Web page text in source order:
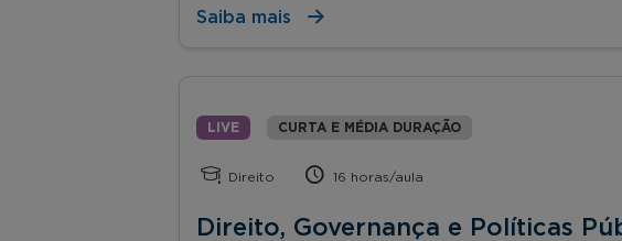
Saiba mais
LIVE CURTA E MÉDIA DURAÇÃO
Direito 16 horas/aula
Direito, Governança e Políticas